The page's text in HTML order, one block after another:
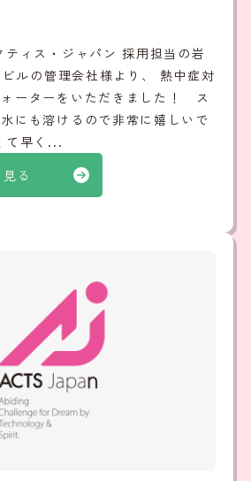
る
ティス・ジャパン 採用担当の岩
ルの管理会社様より、 熱中症対
ーターをいただきました！ ス
にも溶けるので非常に嬉しいで
て早く...